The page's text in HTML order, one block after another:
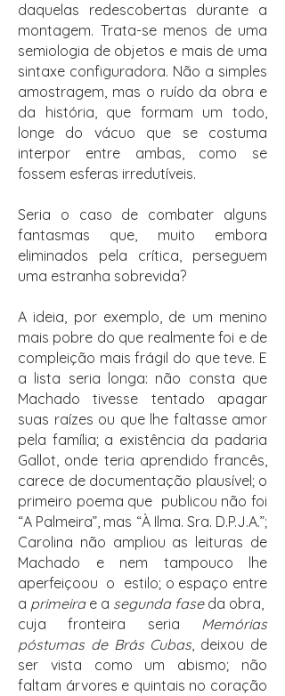
daquelas redescobertas durante a
montagem. Trata-se menos de uma
semiologia de objetos e mais de uma
sintaxe configuradora. Não a simples
amostragem, mas o ruído da obra e
da história, que formam um todo,
longe do vácuo que se costuma
interpor entre ambas, como se
fossem esferas irredutíveis.
Seria o caso de combater alguns
fantasmas que, muito embora
eliminados pela crítica, perseguem
uma estranha sobrevida?
A ideia, por exemplo, de um menino
mais pobre do que realmente foi e de
compleição mais frágil do que teve. E
a lista seria longa: não consta que
Machado tivesse tentado apagar
suas raízes ou que lhe faltasse amor
pela família; a existência da padaria
Gallot, onde teria aprendido francês,
carece de documentação plausível; o
primeiro poema que publicou não foi
“A Palmeira”, mas “À Ilma. Sra. D.P.J.A.”;
Carolina não ampliou as leituras de
Machado e nem tampouco lhe
aperfeiçoou o estilo; o espaço entre
a primeira e a segunda faseda obra,
cuja fronteira seria Memórias
póstumas de Brás Cubas, deixou de
ser vista como um abismo; não
faltam árvores e quintais no coração